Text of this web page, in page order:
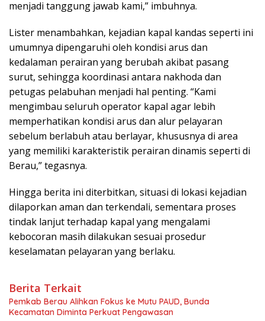
menjadi tanggung jawab kami,” imbuhnya.
Lister menambahkan, kejadian kapal kandas seperti ini
umumnya dipengaruhi oleh kondisi arus dan
kedalaman perairan yang berubah akibat pasang
surut, sehingga koordinasi antara nakhoda dan
petugas pelabuhan menjadi hal penting. “Kami
mengimbau seluruh operator kapal agar lebih
memperhatikan kondisi arus dan alur pelayaran
sebelum berlabuh atau berlayar, khususnya di area
yang memiliki karakteristik perairan dinamis seperti di
Berau,” tegasnya.
Hingga berita ini diterbitkan, situasi di lokasi kejadian
dilaporkan aman dan terkendali, sementara proses
tindak lanjut terhadap kapal yang mengalami
kebocoran masih dilakukan sesuai prosedur
keselamatan pelayaran yang berlaku.
Berita Terkait
Pemkab Berau Alihkan Fokus ke Mutu PAUD, Bunda
Kecamatan Diminta Perkuat Pengawasan